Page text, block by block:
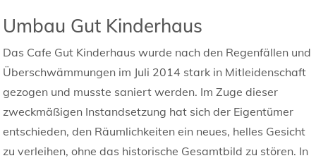
Umbau Gut Kinderhaus
Das Cafe Gut Kinderhaus wurde nach den Regenfällen und
Überschwämmungen im Juli 2014 stark in Mitleidenschaft
gezogen und musste saniert werden. Im Zuge dieser
zweckmäßigen Instandsetzung hat sich der Eigentümer
entschieden, den Räumlichkeiten ein neues, helles Gesicht
zu verleihen, ohne das historische Gesamtbild zu stören. In